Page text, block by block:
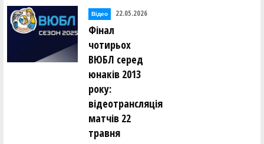
Відео 22.05.2026
Фінал
чотирьох
ВЮБЛ серед
юнаків 2013
року:
відеотрансляція
матчів 22
травня